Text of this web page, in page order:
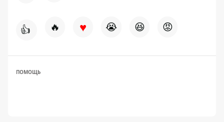
👍 🔥 ♥ 😭 😆 😡
ПОМОЩЬ